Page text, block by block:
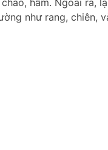
hầm. Ngoài ra,
như rang, chiên,